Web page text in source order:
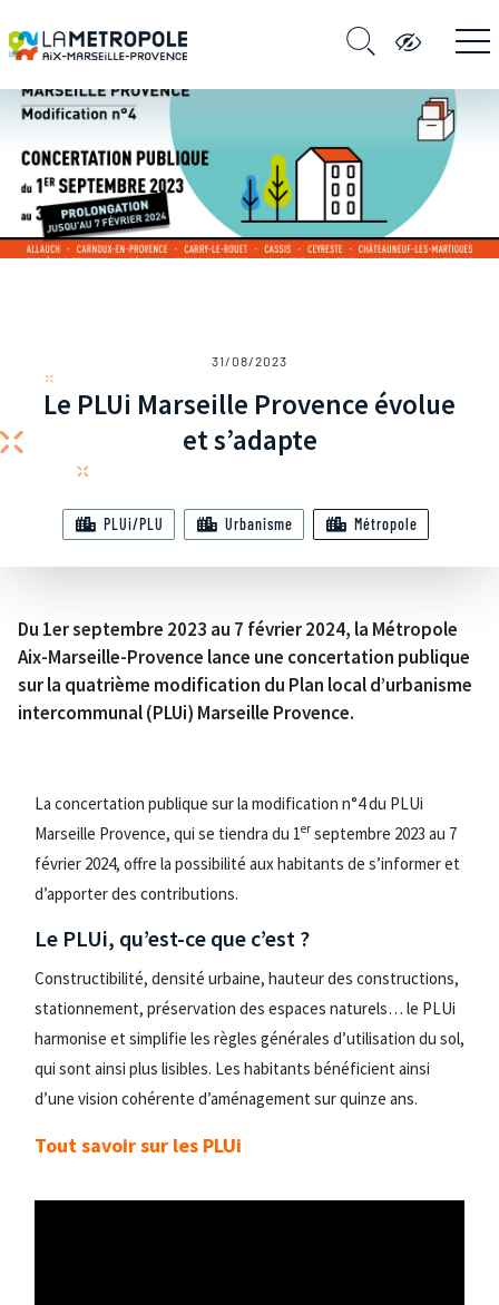
31/08/2023
Le PLUi Marseille Provence évolue
et s’adapte
PLUi/PLU Urbanisme Métropole
Du 1er septembre 2023 au 7 février 2024, la Métropole
Aix-Marseille-Provence lance une concertation publique
sur la quatrième modification du Plan local d’urbanisme
intercommunal (PLUi) Marseille Provence.
La concertation publique sur la modification n°4 du PLUi
Marseille Provence, qui se tiendra du 1er septembre 2023 au 7
février 2024, offre la possibilité aux habitants de s’informer et
d’apporter des contributions.
Le PLUi, qu’est-ce que c’est ?
Constructibilité, densité urbaine, hauteur des constructions,
stationnement, préservation des espaces naturels… le PLUi
harmonise et simplifie les règles générales d’utilisation du sol,
qui sont ainsi plus lisibles. Les habitants bénéficient ainsi
d’une vision cohérente d’aménagement sur quinze ans.
Tout savoir sur les PLUi